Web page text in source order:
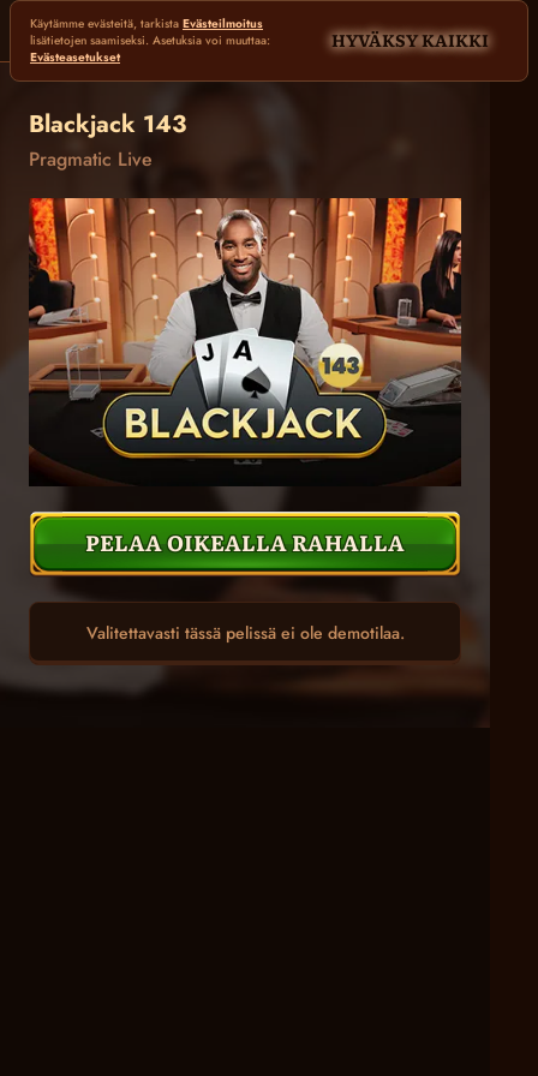
Blackjack 143
Pragmatic Live
PELAA OIKEALLA RAHALLA
Valitettavasti tässä pelissä ei ole demotilaa.
Käytämme evästeitä, tarkista Evästeilmoitus
lisätietojen saamiseksi. Asetuksia voi muuttaa:
Evästeasetukset
HYVÄKSY KAIKKI